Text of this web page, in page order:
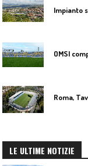
Impianto
OMSI
Roma,
LE ULTIME NOTIZIE